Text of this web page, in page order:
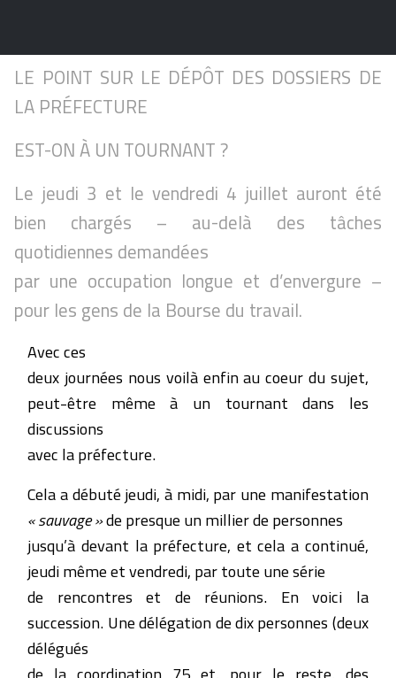
LE POINT SUR LE DÉPÔT DES DOSSIERS DE
LA PRÉFECTURE
EST-ON À UN TOURNANT ?
Le jeudi 3 et le vendredi 4 juillet auront été
bien chargés – au-delà des tâches
quotidiennes demandées
par une occupation longue et d’envergure –
pour les gens de la Bourse du travail.
Avec ces
deux journées nous voilà enfin au coeur du sujet,
peut-être même à un tournant dans les
discussions
avec la préfecture.
Cela a débuté jeudi, à midi, par une manifestation
« sauvage »de presque un millier de personnes
jusqu’à devant la préfecture, et cela a continué,
jeudi même et vendredi, par toute une série
de rencontres et de réunions. En voici la
succession. Une délégation de dix personnes (deux
délégués